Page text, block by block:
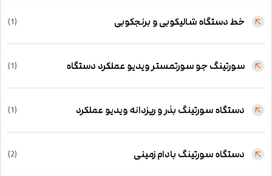
خط دستگاه شالیکوبی و برنجکوبی (1)
سورتینگ جو سورتمستر ویدیو عملکرد دستگاه (1)
دستگاه سورتینگ بذر و ریزدانه ویدیو عملکرد (1)
دستگاه سورتینگ بادام زمینی (2)